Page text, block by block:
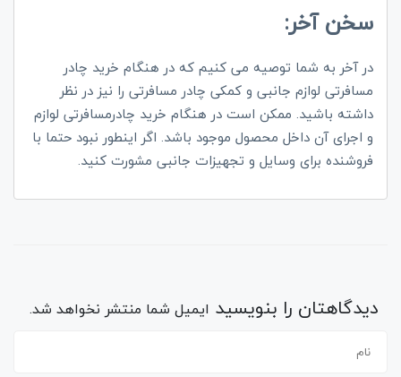
سخن آخر:
در آخر به شما توصیه می کنیم که در هنگام خرید چادر
مسافرتی لوازم جانبی و کمکی چادر مسافرتی را نیز در نظر
داشته باشید. ممکن است در هنگام خرید چادرمسافرتی لوازم
و اجرای آن داخل محصول موجود باشد. اگر اینطور نبود حتما با
فروشنده برای وسایل و تجهیزات جانبی مشورت کنید.
دیدگاهتان را بنویسید ایمیل شما منتشر نخواهد شد.